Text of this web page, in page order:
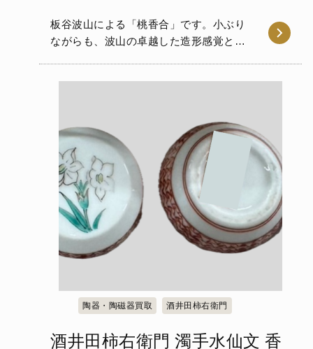
板谷波山による「桃香合」です。小ぶり
ながらも、波山の卓越した造形感覚と釉
陶器・陶磁器買取 酒井田柿右衛門
酒井田柿右衛門 濁手水仙文 香